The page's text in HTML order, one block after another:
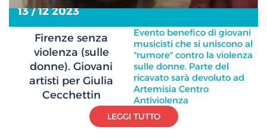
Firenze senza
violenza (sulle
donne). Giovani
artisti per Giulia
Cecchettin
Evento benefico di giovani
musicisti che si uniscono al
"rumore" contro la violenza
sulle donne. Parte del
ricavato sarà devoluto ad
Artemisia Centro
Antiviolenza
13 / 12 2023
LEGGI TUTTO